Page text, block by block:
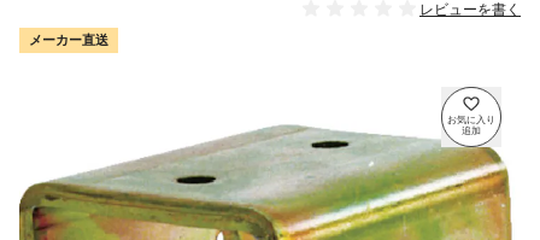
レビューを書く
メーカー直送